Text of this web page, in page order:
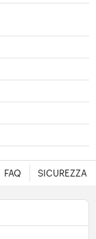
FAQ SICUREZZA